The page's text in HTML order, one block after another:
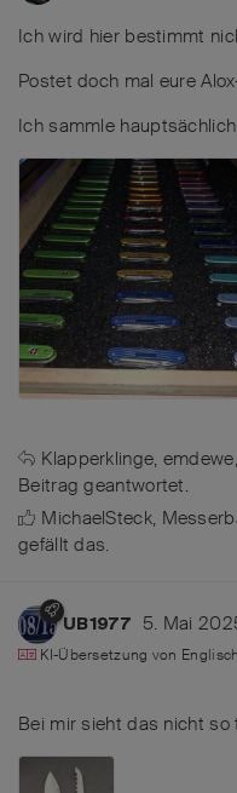
Ich wird hier bestimmt
Postet doch mal eure
Ich sammle
Klapperklinge, emdewe
Beitrag geantwortet.
MichaelSteck,
gefällt das.
UB1977 5. Mai
KI-Übersetzung von Englisch
Bei mir sieht das nicht so